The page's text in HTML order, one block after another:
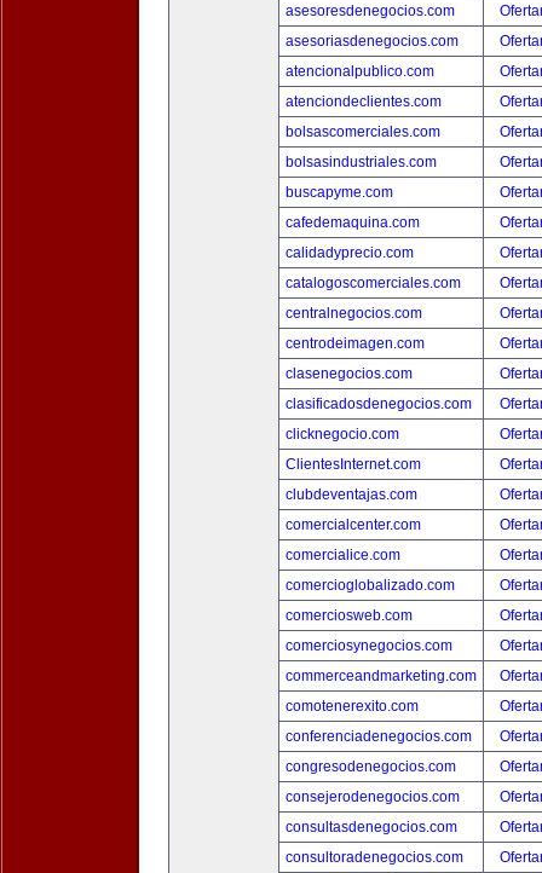
asesoresdenegocios.com
asesoriasdenegocios.com
atencionalpublico.com
atenciondeclientes.com
bolsascomerciales.com
bolsasindustriales.com
buscapyme.com
cafedemaquina.com
calidadyprecio.com
catalogoscomerciales.com
centralnegocios.com
centrodeimagen.com
clasenegocios.com
clasificadosdenegocios.com
clicknegocio.com
ClientesInternet.com
clubdeventajas.com
comercialcenter.com
comercialice.com
comercioglobalizado.com
comerciosweb.com
comerciosynegocios.com
commerceandmarketing.com
comotenerexito.com
conferenciadenegocios.com
congresodenegocios.com
consejerodenegocios.com
consultasdenegocios.com
consultoradenegocios.com